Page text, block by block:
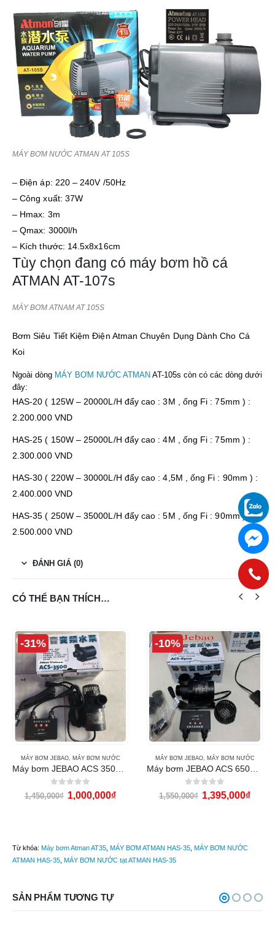
MÁY BƠM NƯỚC ATMAN AT 105S
– Điện áp: 220 – 240V /50Hz
– Công xuất: 37W
– Hmax: 3m
– Qmax: 3000l/h
– Kích thước: 14.5x8x16cm
Tùy chọn đang có máy bơm hồ cá
ATMAN AT-107s
MÁY BƠM ATNAM AT 105S
Bơm Siêu Tiết Kiệm Điện Atman Chuyên Dụng Dành Cho Cá
Koi
Ngoài dòng MÁY BƠM NƯỚC ATMAN AT-105s còn có các dòng dưới
đây:
HAS-20 ( 125W – 20000L/H đẩy cao : 3M , ống Fi : 75mm ) :
2.200.000 VND
HAS-25 ( 150W – 25000L/H đẩy cao : 4M , ống Fi : 75mm ) :
2.300.000 VND
HAS-30 ( 220W – 30000L/H đẩy cao : 4,5M , ống Fi : 90mm ) :
2.400.000 VND
HAS-35 ( 250W – 35000L/H đẩy cao : 5M , ống Fi : 90mm ) :
2.500.000 VND
ĐÁNH GIÁ (0)
CÓ THỂ BẠN THÍCH…
-31%
MÁY BƠM JEBAO, MÁY BƠM NƯỚC
0out of 5
1,450,000₫ 1,000,000₫
-10%
MÁY BƠM JEBAO, MÁY BƠM NƯỚC
0out of 5
1,550,000₫ 1,395,000₫
Từ khóa: Máy bơm Atman AT35 MÁY BƠM ATMAN HAS-35 MÁY BƠM NƯỚC
ATMAN HAS-35 MÁY BƠM NƯỚC tạt ATMAN HAS-35
SẢN PHẨM TƯƠNG TỰ